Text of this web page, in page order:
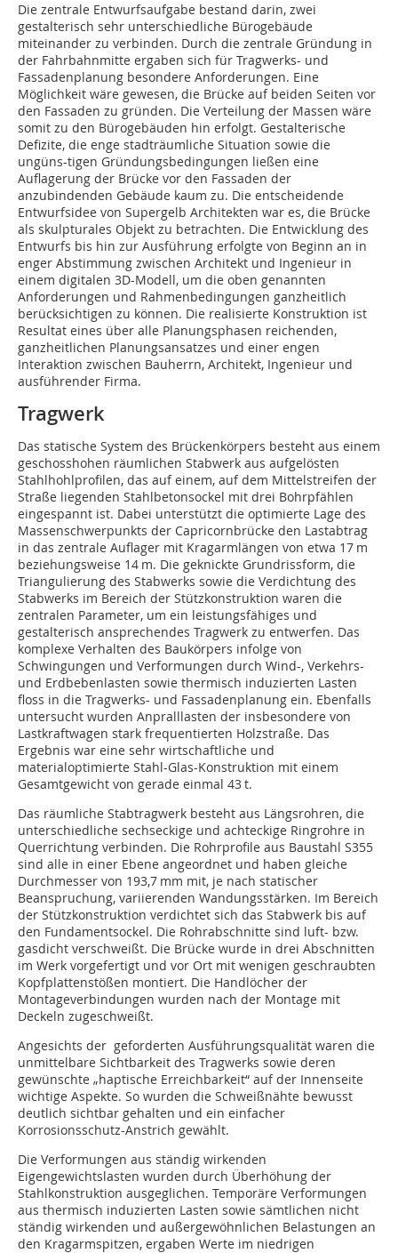
Die zentrale Entwurfsaufgabe bestand darin, zwei
gestalterisch sehr unterschiedliche Bürogebäude
miteinander zu verbinden. Durch die zentrale Gründung in
der Fahrbahnmitte ergaben sich für Tragwerks- und
Fassadenplanung besondere Anforderungen. Eine
Möglichkeit wäre gewesen, die Brücke auf beiden Seiten vor
den Fassaden zu gründen. Die Verteilung der Massen wäre
somit zu den Bürogebäuden hin erfolgt. Gestalterische
Defizite, die enge stadträumliche Situation sowie die
ungüns-tigen Gründungsbedingungen ließen eine
Auflagerung der Brücke vor den Fassaden der
anzubindenden Gebäude kaum zu. Die entscheidende
Entwurfsidee von Supergelb Architekten war es, die Brücke
als skulpturales Objekt zu betrachten. Die Entwicklung des
Entwurfs bis hin zur Ausführung erfolgte von Beginn an in
enger Abstimmung zwischen Architekt und Ingenieur in
einem digitalen 3D-Modell, um die oben genannten
Anforderungen und Rahmenbedingungen ganzheitlich
berücksichtigen zu können. Die realisierte Konstruktion ist
Resultat eines über alle Planungsphasen reichenden,
ganzheitlichen Planungsansatzes und einer engen
Interaktion zwischen Bauherrn, Architekt, Ingenieur und
ausführender Firma.
Tragwerk
Das statische System des Brückenkörpers besteht aus einem
geschosshohen räumlichen Stabwerk aus aufgelösten
Stahlhohlprofilen, das auf einem, auf dem Mittelstreifen der
Straße liegenden Stahlbetonsockel mit drei Bohrpfählen
eingespannt ist. Dabei unterstützt die optimierte Lage des
Massenschwerpunkts der Capricornbrücke den Lastabtrag
in das zentrale Auflager mit Kragarmlängen von etwa 17 m
beziehungsweise 14 m. Die geknickte Grundrissform, die
Triangulierung des Stabwerks sowie die Verdichtung des
Stabwerks im Bereich der Stützkonstruktion waren die
zentralen Parameter, um ein leistungsfähiges und
gestalterisch ansprechendes Tragwerk zu entwerfen. Das
komplexe Verhalten des Baukörpers infolge von
Schwingungen und Verformungen durch Wind-, Verkehrs-
und Erdbebenlasten sowie thermisch induzierten Lasten
floss in die Tragwerks- und Fassadenplanung ein. Ebenfalls
untersucht wurden Anpralllasten der insbesondere von
Lastkraftwagen stark frequentierten Holzstraße. Das
Ergebnis war eine sehr wirtschaftliche und
materialoptimierte Stahl-Glas-Konstruktion mit einem
Gesamtgewicht von gerade einmal 43 t.
Das räumliche Stabtragwerk besteht aus Längsrohren, die
unterschiedliche sechseckige und achteckige Ringrohre in
Querrichtung verbinden. Die Rohrprofile aus Baustahl S355
sind alle in einer Ebene angeordnet und haben gleiche
Durchmesser von 193,7 mm mit, je nach statischer
Beanspruchung, variierenden Wandungsstärken. Im Bereich
der Stützkonstruktion verdichtet sich das Stabwerk bis auf
den Fundamentsockel. Die Rohrabschnitte sind luft- bzw.
gasdicht verschweißt. Die Brücke wurde in drei Abschnitten
im Werk vorgefertigt und vor Ort mit wenigen geschraubten
Kopfplattenstößen montiert. Die Handlöcher der
Montageverbindungen wurden nach der Montage mit
Deckeln zugeschweißt.
Angesichts der geforderten Ausführungsqualität waren die
unmittelbare Sichtbarkeit des Tragwerks sowie deren
gewünschte „haptische Erreichbarkeit“ auf der Innenseite
wichtige Aspekte. So wurden die Schweißnähte bewusst
deutlich sichtbar gehalten und ein einfacher
Korrosionsschutz-Anstrich gewählt.
Die Verformungen aus ständig wirkenden
Eigengewichtslasten wurden durch Überhöhung der
Stahlkonstruktion ausgeglichen. Temporäre Verformungen
aus thermisch induzierten Lasten sowie sämtlichen nicht
ständig wirkenden und außergewöhnlichen Belastungen an
den Kragarmspitzen, ergaben Werte im niedrigen